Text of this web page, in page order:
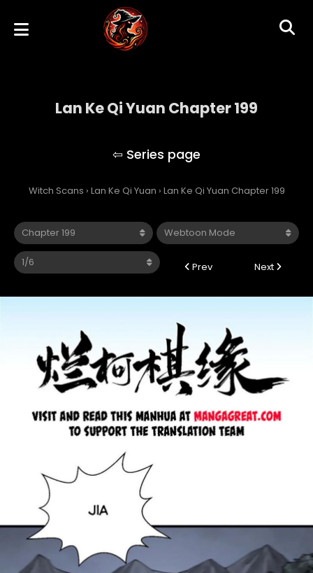
Lan Ke Qi Yuan Chapter 199
Witch Scans › Lan Ke Qi Yuan › Lan Ke Qi Yuan Chapter 199
Prev Next